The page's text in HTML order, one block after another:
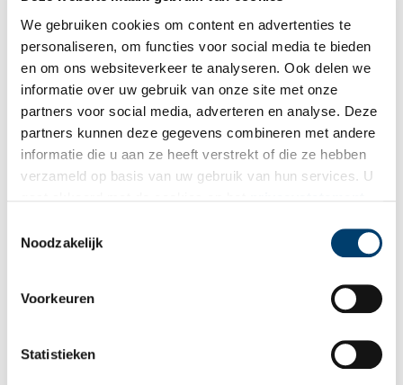
We gebruiken cookies om content en advertenties te
personaliseren, om functies voor social media te bieden
en om ons websiteverkeer te analyseren. Ook delen we
informatie over uw gebruik van onze site met onze
partners voor social media, adverteren en analyse. Deze
partners kunnen deze gegevens combineren met andere
informatie die u aan ze heeft verstrekt of die ze hebben
verzameld op basis van uw gebruik van hun services. U
Noodzakelijk
Voorkeuren
Statistieken